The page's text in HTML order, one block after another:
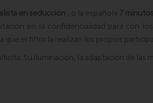
en seducción , o la española 7 minutos
en la confidencialidad para con
el filtro la realizan los propios
Su iluminación, la adaptación de las